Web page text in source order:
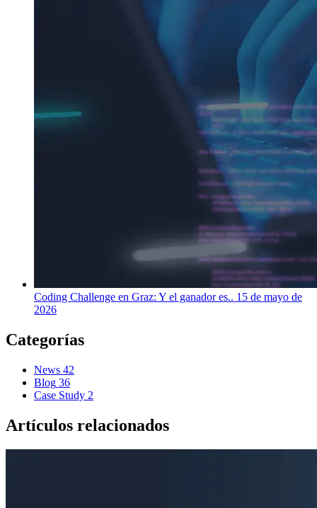
Coding Challenge en Graz: Y el ganador es.. 15 de mayo de
2026
Categorías
News 42
Blog 36
Case Study 2
Artículos relacionados